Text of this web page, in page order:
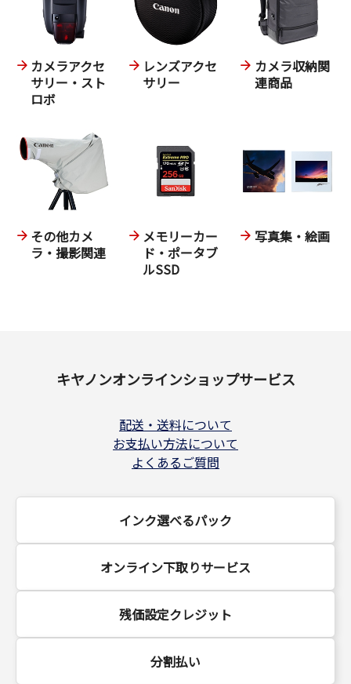
カメラアクセ
サリー・スト
ロボ
レンズアクセ
サリー
カメラ収納関
連商品
その他カメ
ラ・撮影関連
メモリーカー
ド・ポータブ
ルSSD
写真集・絵画
キヤノンオンラインショップサービス
配送・送料について
お支払い方法について
よくあるご質問
インク選べるパック
オンライン下取りサービス
残価設定クレジット
分割払い